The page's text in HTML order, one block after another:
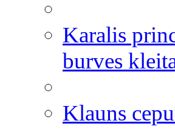
Karalis
burves
Klauns